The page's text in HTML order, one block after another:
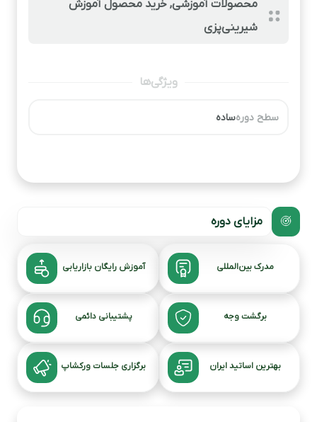
محصولات آموزشی, خرید محصول آموزش
شیرینی‌پزی
ویژگی‌ها
سطح دورهساده
مزایای دوره
مدرک بین‌المللی آموزش رایگان بازاریابی
برگشت وجه پشتیبانی دائمی
بهترین اساتید ایران برگزاری جلسات ورکشاپ